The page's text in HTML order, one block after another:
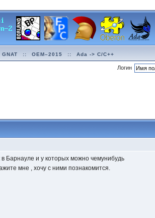
:: OEM–2015 :: Ada -> C/C++
Логин
Барнауле и у которых можно чемунибудь
мне , хочу с ними познакомится.